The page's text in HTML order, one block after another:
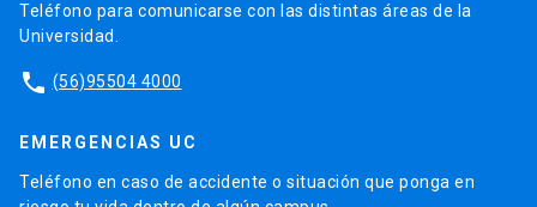
Teléfono para comunicarse con las distintas áreas de la
Universidad.
phone (56)95504 4000
EMERGENCIAS UC
Teléfono en caso de accidente o situación que ponga en